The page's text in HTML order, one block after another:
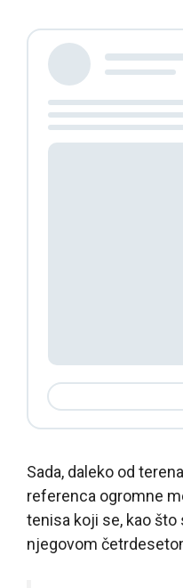
Sada, daleko od
referenca ogromne
tenisa koji se, kao što
njegovom